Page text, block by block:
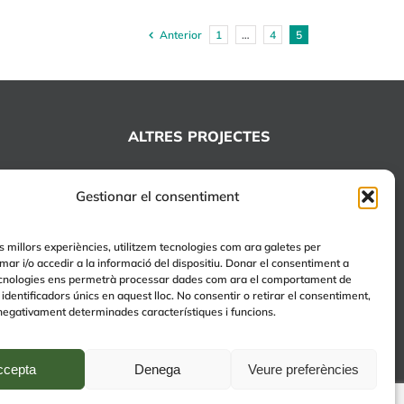
Gestionar el consentiment
millors experiències, utilitzem tecnologies com ara galetes per
i/o accedir a la informació del dispositiu. Donar el consentiment a
ens permetrà processar dades com ara el comportament de
únics en aquest lloc. No consentir o retirar el consentiment,
determinades característiques i funcions.
Denega Veure preferències
Anterior 1 … 4 5
ALTRES PROJECTES
EDUCA Espai Lúdic